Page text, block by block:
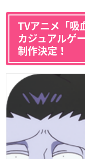
TVアニメ「吸
カジュアルゲ
制作決定！